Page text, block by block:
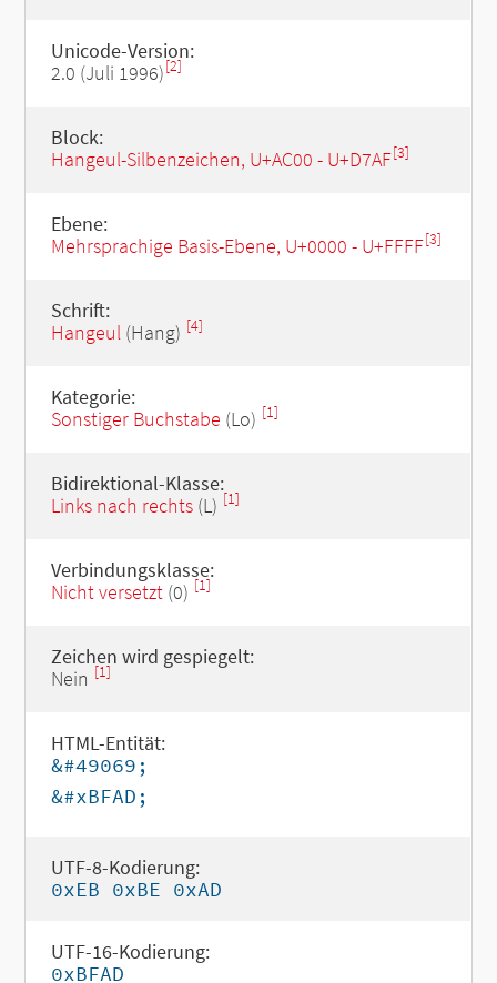
Unicode-Version:
2.0 (Juli 1996)[2]
Block:
Hangeul-Silbenzeichen, U+AC00 - U+D7AF[3]
Ebene:
Mehrsprachige Basis-Ebene, U+0000 - U+FFFF[3]
Schrift:
Hangeul(Hang) [4]
Kategorie:
Sonstiger Buchstabe (Lo) [1]
Bidirektional-Klasse:
Links nach rechts(L) [1]
Verbindungsklasse:
Nicht versetzt(0) [1]
Zeichen wird gespiegelt:
Nein [1]
HTML-Entität:
&#49069;
&#xBFAD;
UTF-8-Kodierung:
0xEB 0xBE 0xAD
UTF-16-Kodierung:
0xBFAD